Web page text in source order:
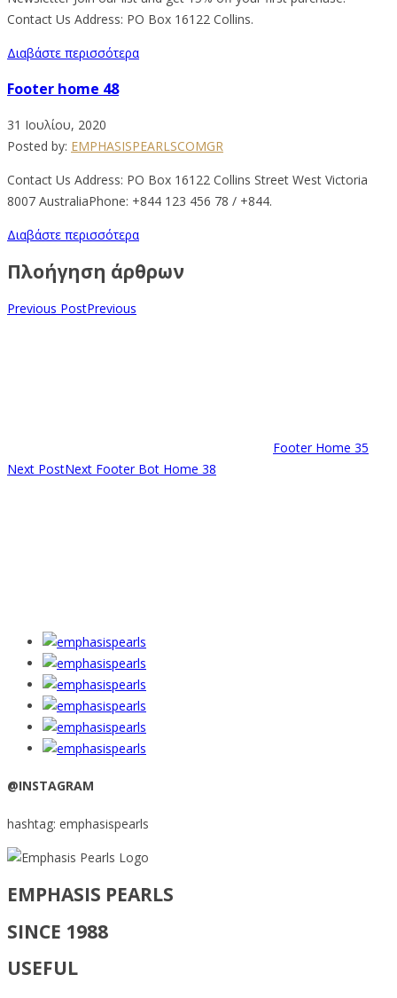
Contact Us Address: PO Box 16122 Collins.
Διαβάστε περισσότερα
Footer home 48
31 Ιουλίου, 2020
Posted by: EMPHASISPEARLSCOMGR
Contact Us Address: PO Box 16122 Collins Street West Victoria
8007 AustraliaPhone: +844 123 456 78 / +844.
Διαβάστε περισσότερα
Πλοήγηση άρθρων
Previous PostPrevious
Footer Home 35
Next PostNext Footer Bot Home 38
@INSTAGRAM
hashtag: emphasispearls
EMPHASIS PEARLS
SINCE 1988
USEFUL